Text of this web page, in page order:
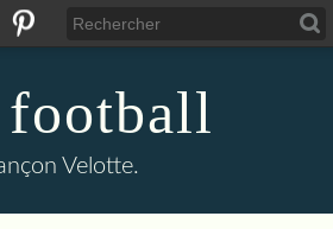
football
Velotte.